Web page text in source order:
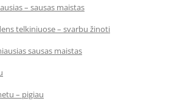
– sausas maistas
telkiniuose – svarbu žinoti
sausas maistas
– pigiau